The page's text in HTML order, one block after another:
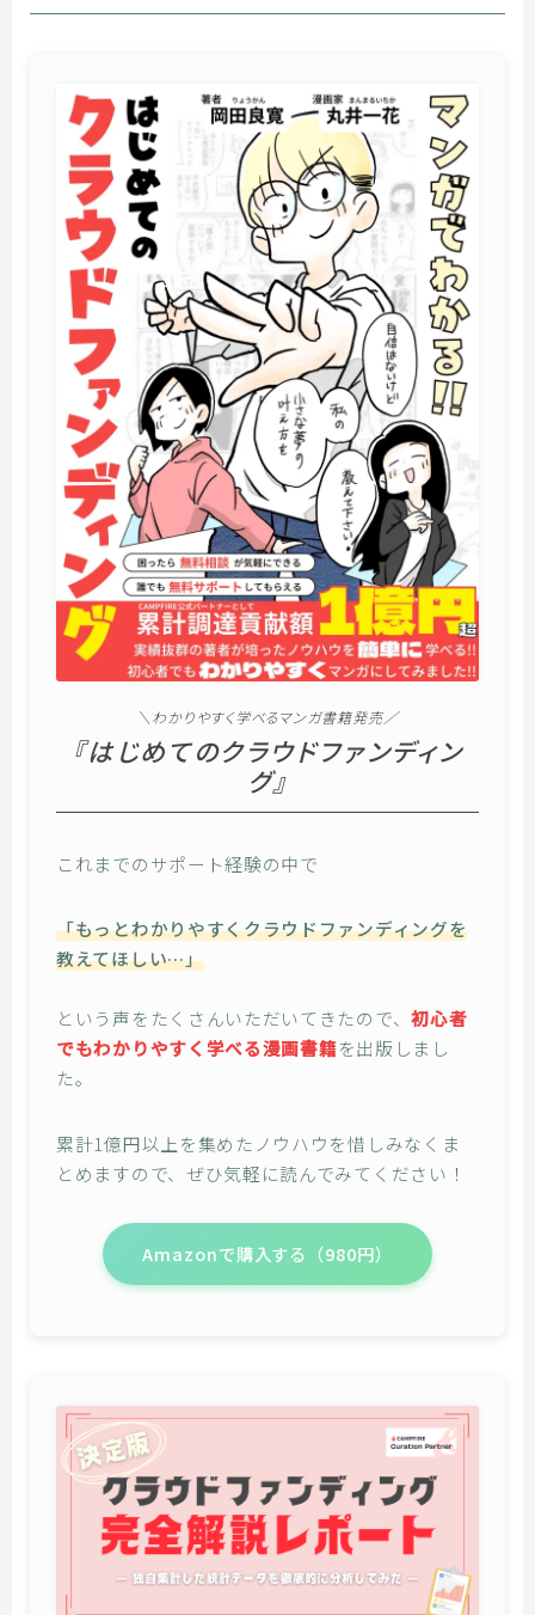
＼わかりやすく学べるマンガ書籍発売／
『はじめてのクラウドファンディン
グ』
これまでのサポート経験の中で
「もっとわかりやすくクラウドファンディングを
教えてほしい…」
という声をたくさんいただいてきたので、初心者
でもわかりやすく学べる漫画書籍を出版しまし
た。
累計1億円以上を集めたノウハウを惜しみなくま
とめますので、ぜひ気軽に読んでみてください！
Amazonで購入する（980円）